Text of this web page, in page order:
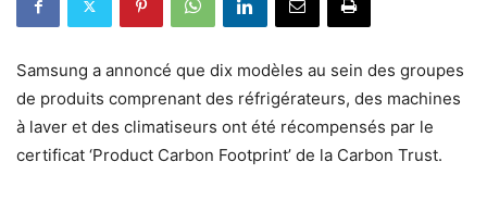
Samsung a annoncé que dix modèles au sein des groupes
de produits comprenant des réfrigérateurs, des machines
à laver et des climatiseurs ont été récompensés par le
certificat ‘Product Carbon Footprint’ de la Carbon Trust.